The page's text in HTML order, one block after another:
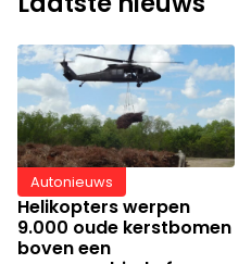
Autonieuws
Helikopters werpen
9.000 oude kerstbomen
boven een